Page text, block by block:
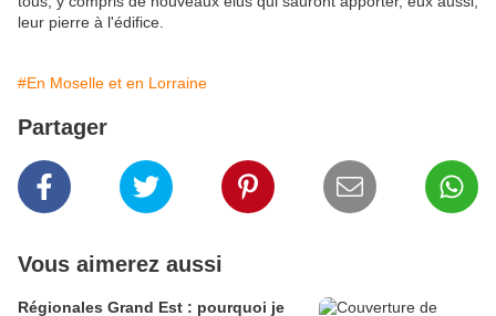
leur pierre à l'édifice.
#En Moselle et en Lorraine
Partager
Vous aimerez aussi
Régionales Grand Est : pourquoi je